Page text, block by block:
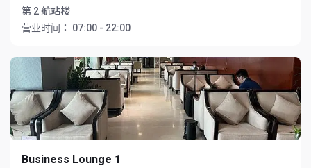
第 2 航站楼
营业时间：
07:00 - 22:00
Business Lounge 1